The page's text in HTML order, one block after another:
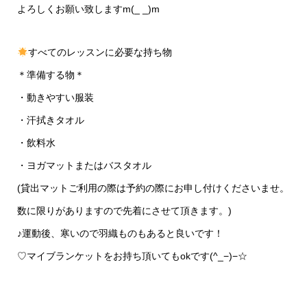
よろしくお願い致しますm(_ _)m
すべてのレッスンに必要な持ち物
＊準備する物＊
・動きやすい服装
・汗拭きタオル
・飲料水
・ヨガマットまたはバスタオル
(貸出マットご利用の際は予約の際にお申し付けくださいませ。
数に限りがありますので先着にさせて頂きます。)
♪運動後、寒いので羽織ものもあると良いです！
♡マイブランケットをお持ち頂いてもokです(^_−)−☆